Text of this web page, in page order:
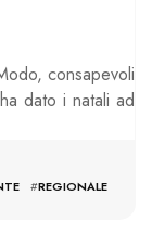
consapevoli
dato i natali ad
#REGIONALE